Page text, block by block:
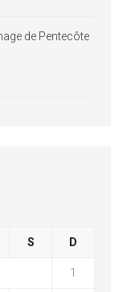
de Pentecôte
S D
1